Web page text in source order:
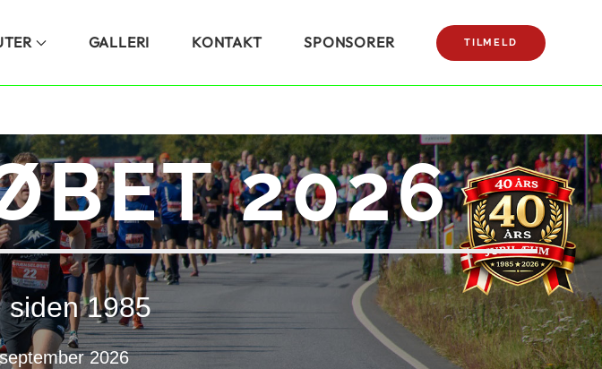
GALLERI KONTAKT SPONSORER TILMELD
2026
siden 1985
2026